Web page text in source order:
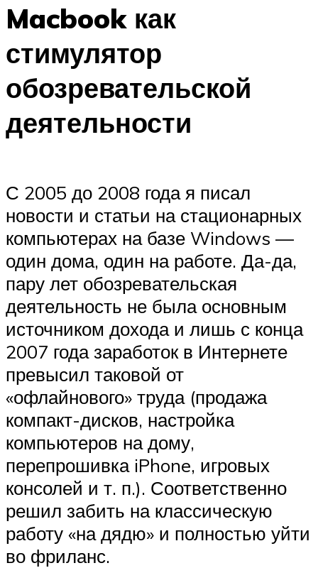
Macbook как
стимулятор
обозревательской
деятельности
С 2005 до 2008 года я писал
новости и статьи на стационарных
компьютерах на базе Windows —
один дома, один на работе. Да-да,
пару лет обозревательская
деятельность не была основным
источником дохода и лишь с конца
2007 года заработок в Интернете
превысил таковой от
«офлайнового» труда (продажа
компакт-дисков, настройка
компьютеров на дому,
перепрошивка iPhone, игровых
консолей и т. п.). Соответственно
решил забить на классическую
работу «на дядю» и полностью уйти
во фриланс.